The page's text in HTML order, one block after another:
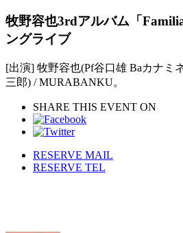
牧野容也3rdアルバム「
ングライブ
[出演] 牧野容也(Pf谷口雄 Baカナミ
三郎) / MURABANKU。
SHARE THIS EVENT ON
RESERVE MAIL
RESERVE TEL